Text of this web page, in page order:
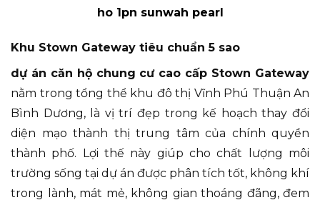
ho 1pn sunwah pearl
Khu Stown Gateway tiêu chuẩn 5 sao
dự án căn hộ chung cư cao cấp Stown Gateway
nằm trong tổng thể khu đô thị Vĩnh Phú Thuận An
Bình Dương, là vị trí đẹp trong kế hoạch thay đổi
diện mạo thành thị trung tâm của chính quyền
thành phố. Lợi thế này giúp cho chất lượng môi
trường sống tại dự án được phân tích tốt, không khí
trong lành, mát mẻ, không gian thoáng đãng, đem